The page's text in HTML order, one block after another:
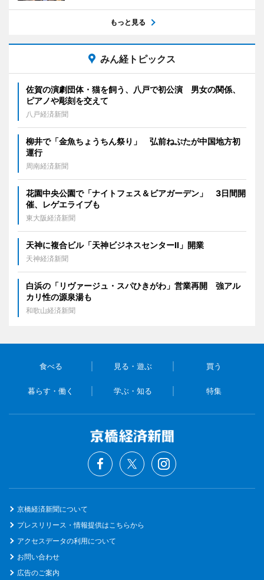
もっと見る
みん経トピックス
佐賀の演劇団体・猫を飼う、八戸で初公演 男女の関係、
ピアノや彫刻を交えて
八戸経済新聞
柳井で「金魚ちょうちん祭り」 弘前ねぷたが中国地方初
運行
周南経済新聞
花園中央公園で「ナイトフェス＆ビアガーデン」 3日間開
催、レゲエライブも
東大阪経済新聞
天神に複合ビル「天神ビジネスセンターII」開業
天神経済新聞
白浜の「リヴァージュ・スパひきがわ」営業再開 強アル
カリ性の源泉湯も
和歌山経済新聞
食べる 見る・遊ぶ 買う
暮らす・働く 学ぶ・知る 特集
京橋経済新聞について
プレスリリース・情報提供はこちらから
アクセスデータの利用について
お問い合わせ
広告のご案内